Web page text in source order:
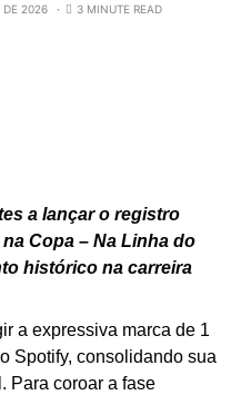
DE 2026 3 MINUTE READ
a lançar o registro
Copa – Na Linha do
histórico na carreira
a expressiva marca de 1
Spotify, consolidando sua
Para coroar a fase